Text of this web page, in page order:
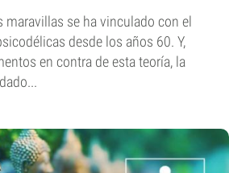
maravillas se ha vinculado con el
desde los años 60. Y,
en contra de esta teoría, la